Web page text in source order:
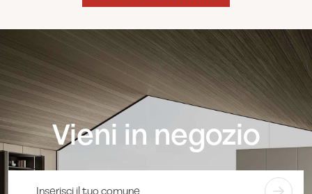
Vieni in negozio